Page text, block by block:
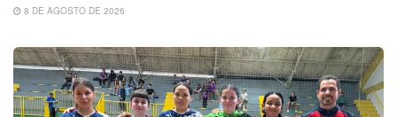
8 DE AGOSTO DE 2026